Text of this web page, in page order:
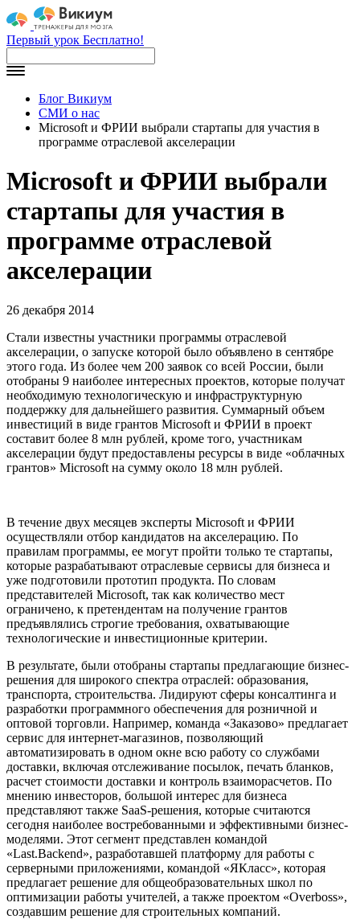
Первый урок Бесплатно!
Блог Викиум
СМИ о нас
Microsoft и ФРИИ выбрали стартапы для участия в
программе отраслевой акселерации
Microsoft и ФРИИ выбрали
стартапы для участия в
программе отраслевой
акселерации
26 декабря 2014
Стали известны участники программы отраслевой
акселерации, о запуске которой было объявлено в сентябре
этого года. Из более чем 200 заявок со всей России, были
отобраны 9 наиболее интересных проектов, которые получат
необходимую технологическую и инфраструктурную
поддержку для дальнейшего развития. Суммарный объем
инвестиций в виде грантов Microsoft и ФРИИ в проект
составит более 8 млн рублей, кроме того, участникам
акселерации будут предоставлены ресурсы в виде «облачных
грантов» Microsoft на сумму около 18 млн рублей.
В течение двух месяцев эксперты Microsoft и ФРИИ
осуществляли отбор кандидатов на акселерацию. По
правилам программы, ее могут пройти только те стартапы,
которые разрабатывают отраслевые сервисы для бизнеса и
уже подготовили прототип продукта. По словам
представителей Microsoft, так как количество мест
ограничено, к претендентам на получение грантов
предъявлялись строгие требования, охватывающие
технологические и инвестиционные критерии.
В результате, были отобраны стартапы предлагающие бизнес-
решения для широкого спектра отраслей: образования,
транспорта, строительства. Лидируют сферы консалтинга и
разработки программного обеспечения для розничной и
оптовой торговли. Например, команда «Заказово» предлагает
сервис для интернет-магазинов, позволяющий
автоматизировать в одном окне всю работу со службами
доставки, включая отслеживание посылок, печать бланков,
расчет стоимости доставки и контроль взаиморасчетов. По
мнению инвесторов, большой интерес для бизнеса
представляют также SaaS-решения, которые считаются
сегодня наиболее востребованными и эффективными бизнес-
моделями. Этот сегмент представлен командой
«Last.Backend», разработавшей платформу для работы с
серверными приложениями, командой «ЯКласс», которая
предлагает решение для общеобразовательных школ по
оптимизации работы учителей, а также проектом «Overboss»,
создавшим решение для строительных компаний.